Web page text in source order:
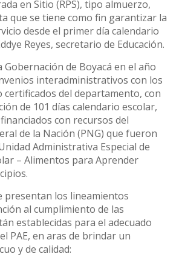
en Sitio (RPS), tipo almuerzo,
que se tiene como fin garantizar la
desde el primer día calendario
Reyes, secretario de Educación.
Gobernación de Boyacá en el año
interadministrativos con los
certificados del departamento, con
de 101 días calendario escolar,
con recursos del
de la Nación (PNG) que fueron
Administrativa Especial de
– Alimentos para Aprender
presentan los lineamientos
al cumplimiento de las
establecidas para el adecuado
PAE, en aras de brindar un
y de calidad: